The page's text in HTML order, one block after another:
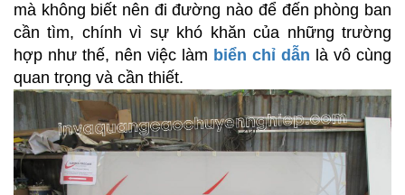
mà không biết nên đi đường nào để đến phòng ban
cần tìm, chính vì sự khó khăn của những trường
hợp như thế, nên việc làm biển chỉ dẫn là vô cùng
quan trọng và cần thiết.